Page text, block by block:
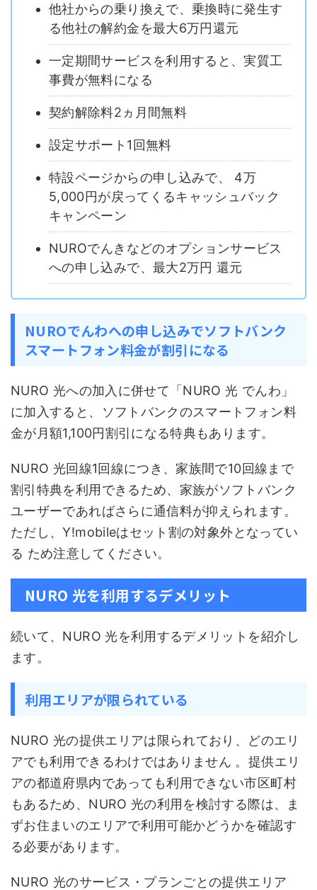
他社からの乗り換えで、乗換時に発生す
る他社の解約金を最大6万円還元
一定期間サービスを利用すると、実質工
事費が無料になる
契約解除料2ヵ月間無料
設定サポート1回無料
特設ページからの申し込みで、 4万
5,000円が戻ってくるキャッシュバック
キャンペーン
NUROでんきなどのオプションサービス
への申し込みで、最大2万円 還元
NUROでんわへの申し込みでソフトバンク
スマートフォン料金が割引になる
NURO 光への加入に併せて「NURO 光 でんわ」
に加入すると、ソフトバンクのスマートフォン料
金が月額1,100円割引になる特典もあります。
NURO 光回線1回線につき、家族間で10回線まで
割引特典を利用できるため、家族がソフトバンク
ユーザーであればさらに通信料が抑えられます。
ただし、Y!mobileはセット割の対象外となってい
る ため注意してください。
NURO 光を利用するデメリット
続いて、NURO 光を利用するデメリットを紹介し
ます。
利用エリアが限られている
NURO 光の提供エリアは限られており、どのエリ
アでも利用できるわけではありません 。提供エリ
アの都道府県内であっても利用できない市区町村
もあるため、NURO 光の利用を検討する際は、ま
ずお住まいのエリアで利用可能かどうかを確認す
る必要があります。
NURO 光のサービス・プランごとの提供エリア